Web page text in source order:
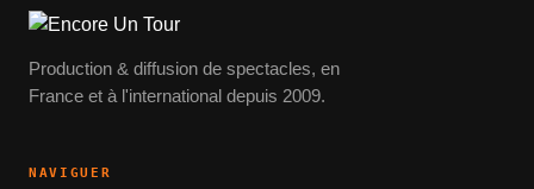
Production & diffusion de spectacles, en
France et à l'international depuis 2009.
NAVIGUER